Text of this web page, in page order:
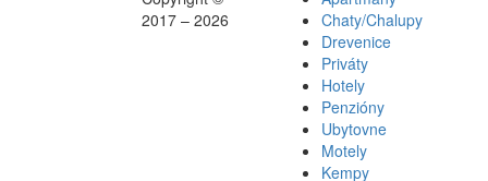
2017 – 2026
Chaty/Chalupy
Drevenice
Priváty
Hotely
Penzióny
Ubytovne
Motely
Kempy